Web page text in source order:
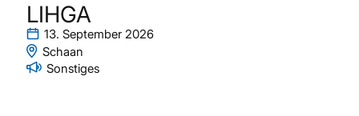
LIHGA
13. September 2026
Schaan
Sonstiges